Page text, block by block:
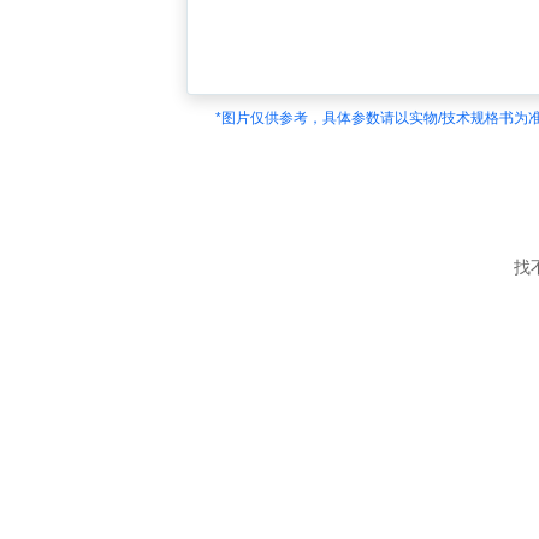
*图片仅供参考，具体参数请以实物/技术规格书为
找